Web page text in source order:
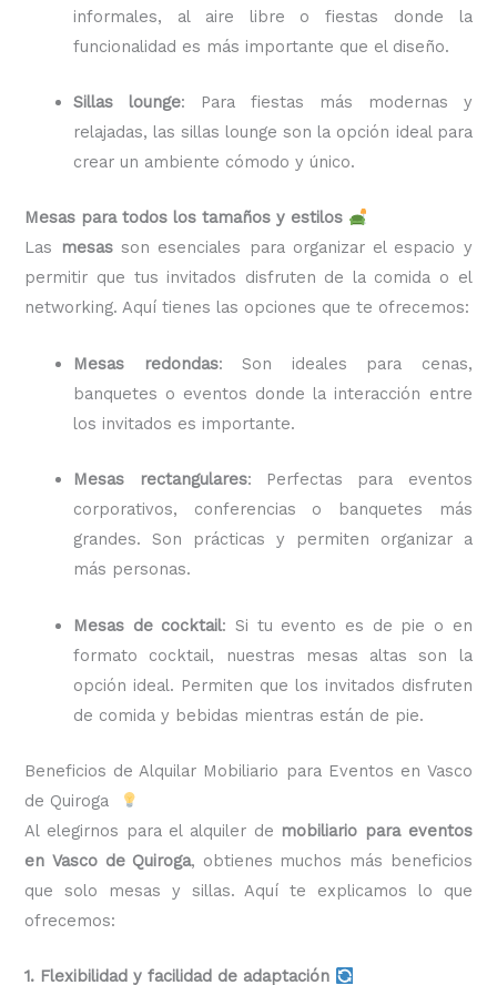
informales, al aire libre o fiestas donde la
funcionalidad es más importante que el diseño.
Sillas lounge: Para fiestas más modernas y
relajadas, las sillas lounge son la opción ideal para
crear un ambiente cómodo y único.
Mesas para todos los tamaños y estilos
Las
mesasson esenciales para organizar el espacio y
permitir que tus invitados disfruten de la comida o el
networking. Aquí tienes las opciones que te ofrecemos:
Mesas redondas: Son ideales para cenas,
banquetes o eventos donde la interacción entre
los invitados es importante.
Mesas rectangulares: Perfectas para eventos
corporativos, conferencias o banquetes más
grandes. Son prácticas y permiten organizar a
más personas.
Mesas de cocktail: Si tu evento es de pie o en
formato cocktail, nuestras mesas altas son la
opción ideal. Permiten que los invitados disfruten
de comida y bebidas mientras están de pie.
Beneficios de Alquilar Mobiliario para Eventos en Vasco
de Quiroga
Al elegirnos para el alquiler de mobiliario para eventos
en Vasco de Quiroga, obtienes muchos más beneficios
que solo mesas y sillas. Aquí te explicamos lo que
ofrecemos:
1. Flexibilidad y facilidad de adaptación